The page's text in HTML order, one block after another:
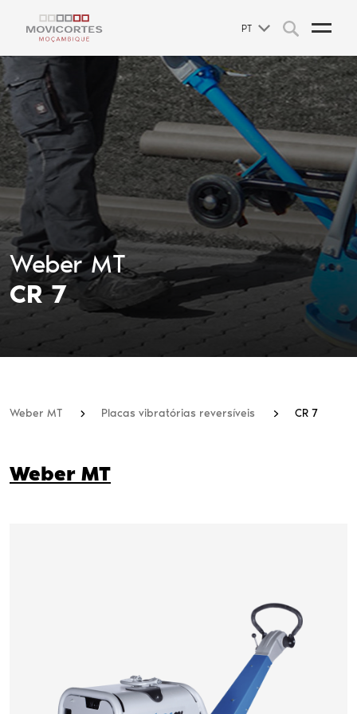
PT
Weber MT
CR 7
Weber MT Placas vibratórias reversíveis CR 7
Weber MT